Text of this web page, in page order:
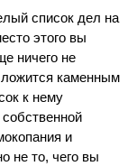
список дел на
этого вы
ничего не
ложится каменным
к нему
и
не то, чего вы